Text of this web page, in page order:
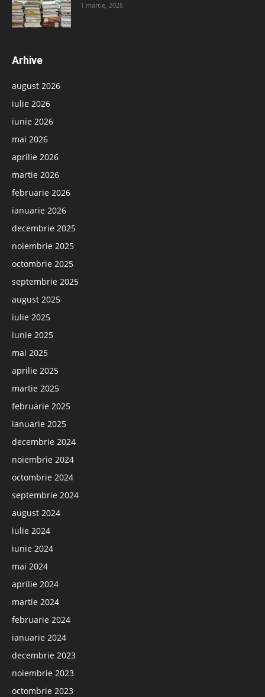
1 martie, 2026
Arhive
august 2026
iulie 2026
iunie 2026
mai 2026
aprilie 2026
martie 2026
februarie 2026
ianuarie 2026
decembrie 2025
noiembrie 2025
octombrie 2025
septembrie 2025
august 2025
iulie 2025
iunie 2025
mai 2025
aprilie 2025
martie 2025
februarie 2025
ianuarie 2025
decembrie 2024
noiembrie 2024
octombrie 2024
septembrie 2024
august 2024
iulie 2024
iunie 2024
mai 2024
aprilie 2024
martie 2024
februarie 2024
ianuarie 2024
decembrie 2023
noiembrie 2023
octombrie 2023